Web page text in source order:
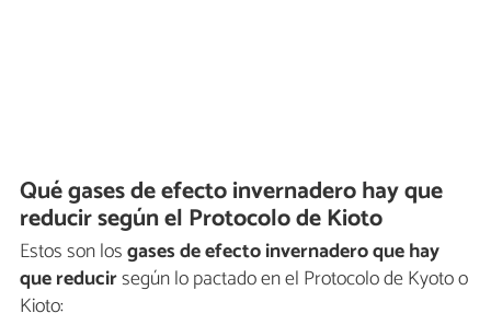
Qué gases de efecto invernadero hay que
reducir según el Protocolo de Kioto
Estos son losgases de efecto invernadero que hay
que reducirsegún lo pactado en el Protocolo de Kyoto o
Kioto: